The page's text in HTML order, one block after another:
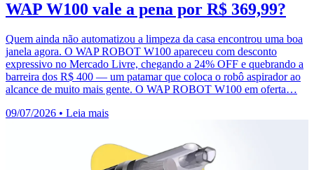
WAP W100 vale a pena por R$ 369,99?
Quem ainda não automatizou a limpeza da casa encontrou uma boa
janela agora. O WAP ROBOT W100 apareceu com desconto
expressivo no Mercado Livre, chegando a 24% OFF e quebrando a
barreira dos R$ 400 — um patamar que coloca o robô aspirador ao
alcance de muito mais gente. O WAP ROBOT W100 em oferta…
09/07/2026 • Leia mais